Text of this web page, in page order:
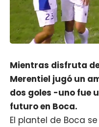
Mientras disfruta
Merentiel jugó un
dos goles -uno fue
futuro en Boca.
El plantel de Boca